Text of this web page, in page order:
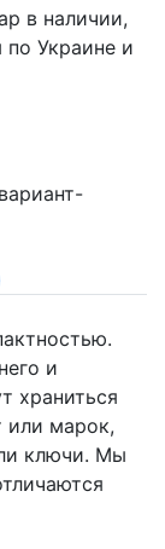
в наличии,
Украине и
и
храниться
или марок,
ключи. Мы